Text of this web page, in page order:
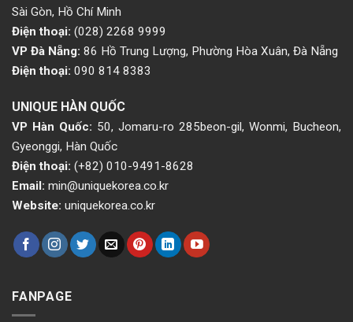
Sài Gòn, Hồ Chí Minh
Điện thoại: (028) 2268 9999
VP Đà Nẵng: 86 Hồ Trung Lượng, Phường Hòa Xuân, Đà Nẵng
Điện thoại: 090 814 8383
UNIQUE HÀN QUỐC
VP Hàn Quốc: 50, Jomaru-ro 285beon-gil, Wonmi, Bucheon,
Gyeonggi, Hàn Quốc
Điện thoại: (+82) 010-9491-8628
Email: min@uniquekorea.co.kr
Website: uniquekorea.co.kr
FANPAGE